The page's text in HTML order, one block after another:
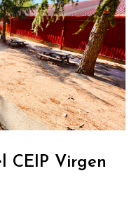
CEIP Virgen